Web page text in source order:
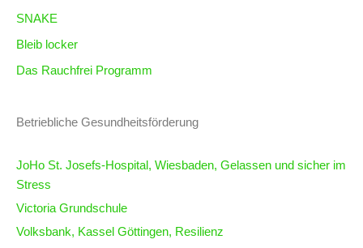
SNAKE
Bleib locker
Das Rauchfrei Programm
Betriebliche Gesundheitsförderung
JoHo St. Josefs-Hospital, Wiesbaden, Gelassen und sicher im
Stress
Victoria Grundschule
Volksbank, Kassel Göttingen, Resilienz